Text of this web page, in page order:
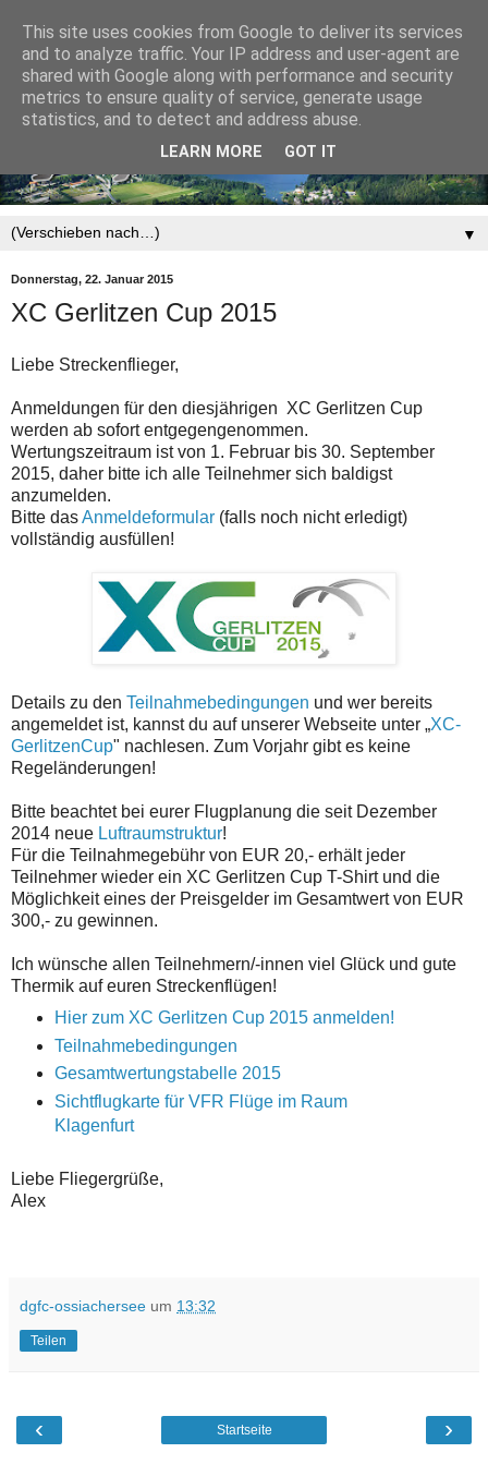
▼
Donnerstag, 22. Januar 2015
XC Gerlitzen Cup 2015
Liebe Streckenflieger,
Anmeldungen für den diesjährigen ​ XC Gerlitzen Cup
werden ab sofort entgegengenommen.
Wertungszeitraum ist von 1. Februar bis 30. September
2015​, daher bitte ich alle Teilnehmer sich baldigst
anzumelden​.
​Bitte dasAnmeldeformular (falls noch nicht erledigt)
vollständig ausfüllen!
Details zu den Teilnahmebedingungen und wer bereits
angemeldet ist, kannst du auf unserer Webseite unter „XC-
GerlitzenCup" nachlesen.​ Zum Vorjahr gibt es keine
Regeländerungen!​ ​
Bitte beachtet​ bei eurer Flugplanung die​ seit Dezember
2014​ neue Luftraumstruktur!
Für die Teilnahmegebühr von EUR 20,-​ erhält jeder
Teilnehmer wieder ein XC Gerlitzen Cup T-Shirt und die
Möglichkeit eines der Preisgelder im Gesamtwert von EUR
300,- zu gewinnen.
Ich wünsche allen Teilnehmern/-innen viel Glück und gute
Thermik auf euren Streckenflügen!
Hier zum XC Gerlitzen Cup 2015​ anmelden!
Teilnahmebedingungen
Gesamtwertungstabelle 2015​
Sichtflugkarte für VFR Flüge im Raum
Klagenfurt
Liebe Fliegergrüße,
Alex
dgfc-ossiachersee um 13:32
Teilen
‹ ›
Startseite
This site uses cookies from Google to deliver its services
and to analyze traffic. Your IP address and user-agent are
shared with Google along with performance and security
metrics to ensure quality of service, generate usage
statistics, and to detect and address abuse.
LEARN MORE GOT IT